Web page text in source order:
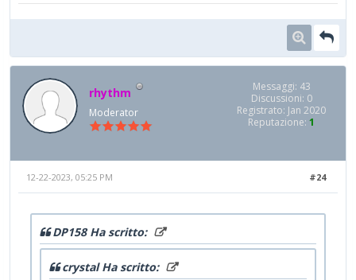
rhythm
Moderator
Messaggi: 43
Discussioni: 0
Registrato: Jan 2020
Reputazione: 1
#24
12-22-2023, 05:25 PM
DP158 Ha scritto:
crystal Ha scritto: